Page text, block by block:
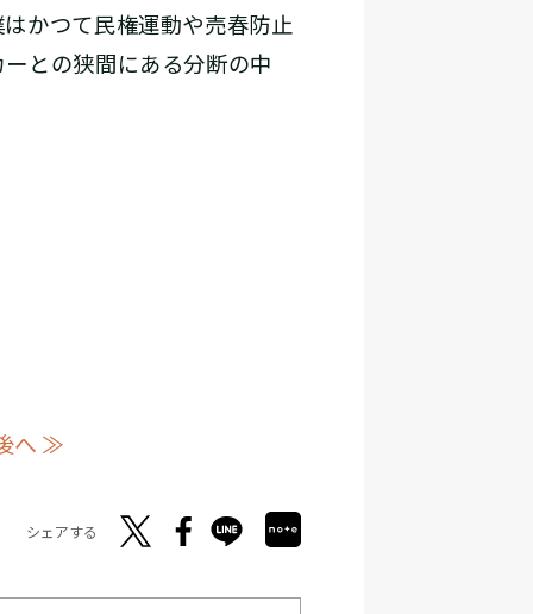
かつて民権運動や売春防止
との狭間にある分断の中
へ ≫
シェアする